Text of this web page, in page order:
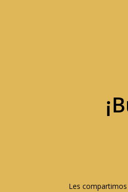
Les